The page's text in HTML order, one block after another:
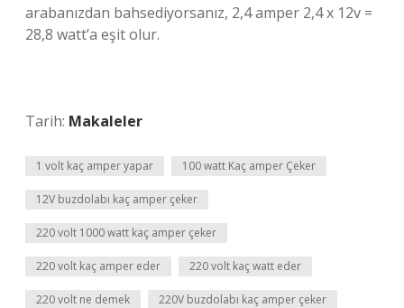
arabanızdan bahsediyorsanız, 2,4 amper 2,4 x 12v =
28,8 watt’a eşit olur.
Tarih: Makaleler
1 volt kaç amper yapar 100 watt Kaç amper Çeker
12V buzdolabı kaç amper çeker
220 volt 1000 watt kaç amper çeker
220 volt kaç amper eder 220 volt kaç watt eder
220 volt ne demek 220V buzdolabı kaç amper çeker